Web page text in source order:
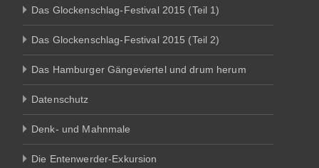
Das Glockenschlag-Festival 2015 (Teil 1)
Das Glockenschlag-Festival 2015 (Teil 2)
Das Hamburger Gängeviertel und drum herum
Datenschutz
Denk- und Mahnmale
Die Entenwerder-Exkursion